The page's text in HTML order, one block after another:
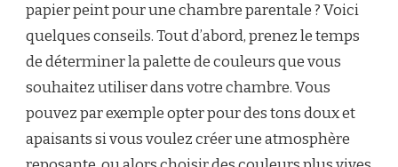
papier peint pour une chambre parentale ? Voici
quelques conseils. Tout d’abord, prenez le temps
de déterminer la palette de couleurs que vous
souhaitez utiliser dans votre chambre. Vous
pouvez par exemple opter pour des tons doux et
apaisants si vous voulez créer une atmosphère